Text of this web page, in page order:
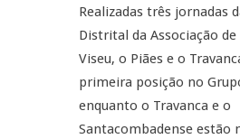
Tradidanças em São Pedro do
Sul
JUIZ ESCLARECE
A Juiz Esclarece – Medidas a
executar no meio natural de
vida (II)
Realizadas três jornadas
Distrital da Associação
Viseu, o Piães e o
primeira posição no
enquanto o Travanca e o
Santacombadense estão